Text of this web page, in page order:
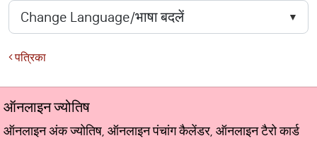
पत्रिका
ऑनलाइन ज्योतिष
ऑनलाइन अंक ज्योतिष, ऑनलाइन पंचांग कैलेंडर, ऑनलाइन टैरो कार्ड